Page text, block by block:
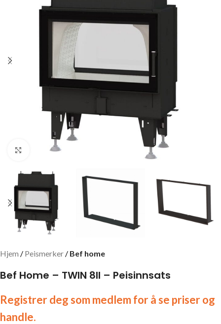
Click to enlarge
Hjem Peismerker Bef home
Bef Home – TWIN 8II – Peisinnsats
Registrer deg som medlem for å se priser og
handle.